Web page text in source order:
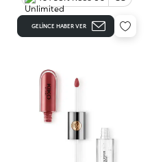
GELINCE HABER VER